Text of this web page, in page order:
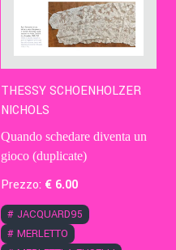
THESSY SCHOENHOLZER
NICHOLS
Quando schedare diventa un
gioco (duplicate)
Prezzo: € 6.00
# JACQUARD95
# MERLETTO